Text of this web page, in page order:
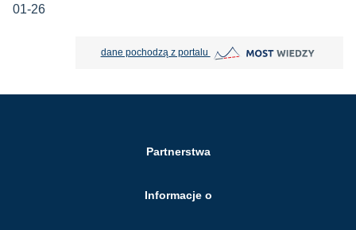
01-26
dane pochodzą z portalu MOST Wiedzy otwiera się w
Partnerstwa
Informacje o